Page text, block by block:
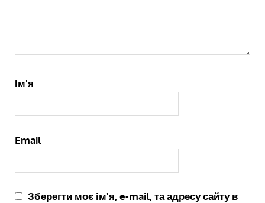
Ім'я
Email
Зберегти моє ім'я, e-mail, та адресу сайту в